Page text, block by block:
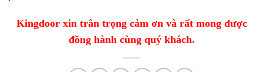
Kingdoor xin trân trọng cảm ơn và rất mong được
đồng hành cùng quý khách.